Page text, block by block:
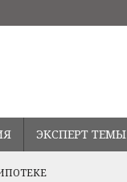
ЭКСПЕРТ ТЕМЫ